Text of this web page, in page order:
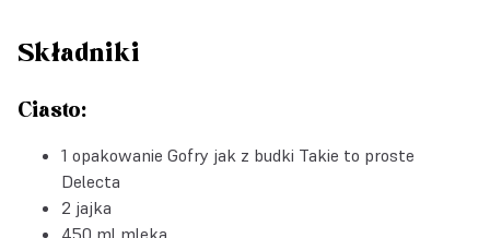
Składniki
Ciasto:
1 opakowanie Gofry jak z budki Takie to proste
Delecta
2 jajka
450 ml mleka